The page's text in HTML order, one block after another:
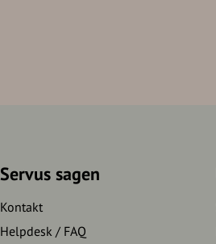
Servus sagen
Kontakt
Helpdesk / FAQ